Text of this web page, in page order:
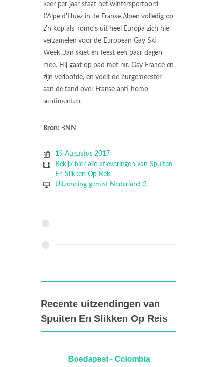
keer per jaar staat het wintersportoord
L'Alpe d'Huez in de Franse Alpen volledig op
z'n kop als homo's uit heel Europa zich hier
verzamelen voor de European Gay Ski
Week. Jan skiet en feest een paar dagen
mee. Hij gaat op pad met mr. Gay France en
zijn verloofde, en voelt de burgemeester
aan de tand over Franse anti-homo
sentimenten.
Bron: BNN
19 Augustus 2017
Bekijk hier alle afleveringen van Spuiten
En Slikken Op Reis
Uitzending gemist Nederland 3
Recente uitzendingen van
Spuiten En Slikken Op Reis
Boedapest - Colombia